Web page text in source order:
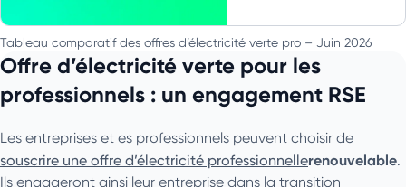
Tableau comparatif des offres d’électricité verte pro – Juin 2026
Offre d’électricité verte pour les
professionnels : un engagement RSE
Les entreprises et es professionnels peuvent choisir de
souscrire une offre d’électricité professionnellerenouvelable.
Ils engageront ainsi leur entreprise dans la transition